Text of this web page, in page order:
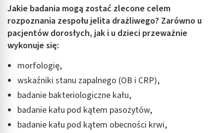
Jakie badania mogą zostać zlecone celem
rozpoznania zespołu jelita drażliwego? Zarówno u
pacjentów dorosłych, jak i u dzieci przeważnie
wykonuje się:
morfologię,
wskaźniki stanu zapalnego (OB i CRP),
badanie bakteriologiczne kału,
badanie kału pod kątem pasożytów,
badanie kału pod kątem obecności krwi,